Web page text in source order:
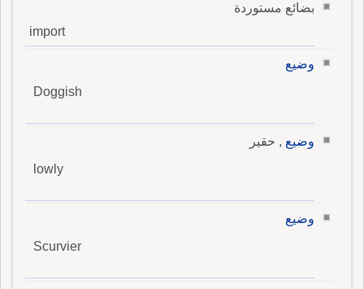
بضائع مستوردة
import
وضيع
Doggish
وضيع , حقير
lowly
وضيع
Scurvier